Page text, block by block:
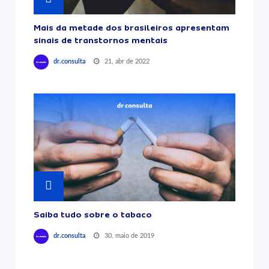
Mais da metade dos brasileiros apresentam
sinais de transtornos mentais
dr.consulta 21, abr de 2022
Saiba tudo sobre o tabaco
dr.consulta 30, maio de 2019